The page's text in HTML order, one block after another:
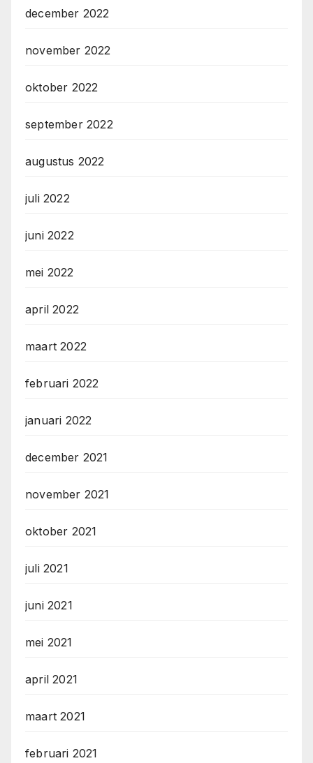
december 2022
november 2022
oktober 2022
september 2022
augustus 2022
juli 2022
juni 2022
mei 2022
april 2022
maart 2022
februari 2022
januari 2022
december 2021
november 2021
oktober 2021
juli 2021
juni 2021
mei 2021
april 2021
maart 2021
februari 2021